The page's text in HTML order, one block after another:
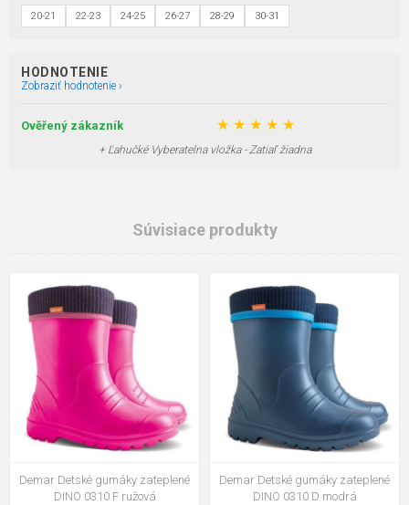
20-21 22-23 24-25 26-27 28-29 30-31
HODNOTENIE
Zobraziť hodnotenie ›
Ověřený zákazník ★ ★ ★ ★ ★
+ Ľahučké Vyberatelna vložka - Zatiaľ žiadna
Súvisiace produkty
Demar Detské gumáky zateplené
DINO 0310 F ružová
Demar Detské gumáky zateplené
DINO 0310 D modrá